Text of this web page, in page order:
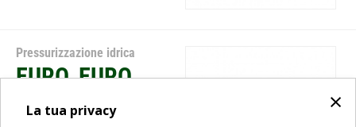
×
La tua privacy
Pressurizzazione idrica
EURO, EURO
INOX, EURO COM